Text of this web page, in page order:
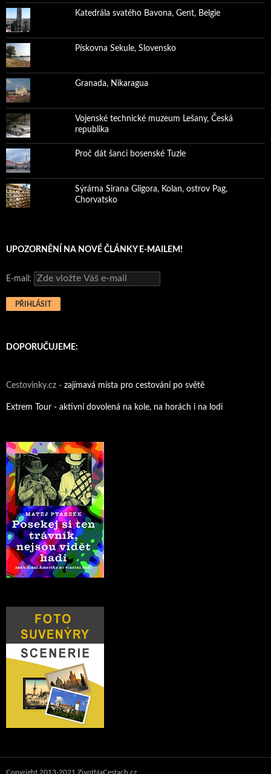
Katedrála svatého Bavona, Gent, Belgie
Pískovna Sekule, Slovensko
Granada, Nikaragua
Vojenské technické muzeum Lešany, Česká
republika
Proč dát šanci bosenské Tuzle
Sýrárna Sirana Gligora, Kolan, ostrov Pag,
Chorvatsko
UPOZORNĚNÍ NA NOVÉ ČLÁNKY E-MAILEM!
E-mail:
DOPORUČUJEME:
Cestovinky.cz - zajímavá místa pro cestování po světě
Extrem Tour - aktivní dovolená na kole, na horách i na lodi